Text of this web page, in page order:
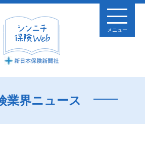
メニュー
業界ニュース